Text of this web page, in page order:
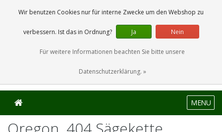
0 Artikel
MENU
Wir benutzen Cookies nur für interne Zwecke um den Webshop zu
verbessern. Ist das in Ordnung? Ja Nein
Für weitere Informationen beachten Sie bitte unsere
Datenschutzerklärung. »